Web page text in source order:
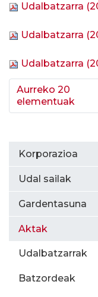
Udalbatzarra
Udalbatzarra
Udalbatzarra
Aurreko 20
elementuak
Korporazioa
Udal sailak
Gardentasuna
Aktak
Udalbatzarrak
Batzordeak